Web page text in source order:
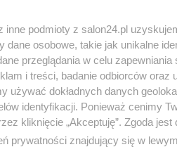
sił do góry nogami
uratować
inne podmioty z salon24.pl
osobowe, takie jak unikalne
przeglądania w celu
i treści, badanie odbiorców oraz
używać dokładnych danych
identyfikacji. Ponieważ cenimy
kliknięcie „Akceptuję”. Zgoda
prywatności znajdujący się w